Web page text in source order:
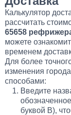
Калькулятор
рассчитать
65658
можете
временем
Для более
изменения
способами:
Введите
буквой B),